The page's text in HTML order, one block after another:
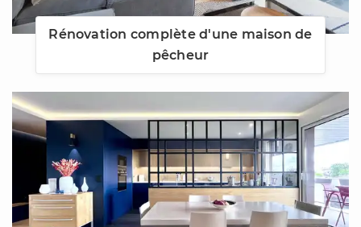
Rénovation complète d'une maison de
pêcheur